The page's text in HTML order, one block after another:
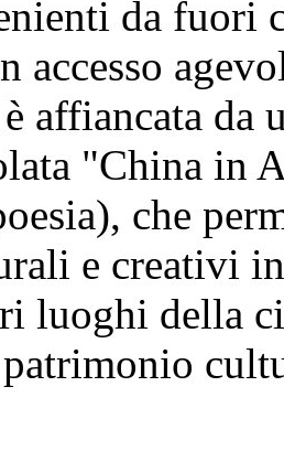
da fuori
accesso
affiancata da
"China in
che
e creativi
luoghi della